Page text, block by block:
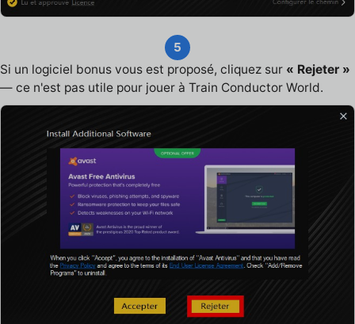
5
Si un logiciel bonus vous est proposé, cliquez sur « Rejeter »
— ce n'est pas utile pour jouer à Train Conductor World.